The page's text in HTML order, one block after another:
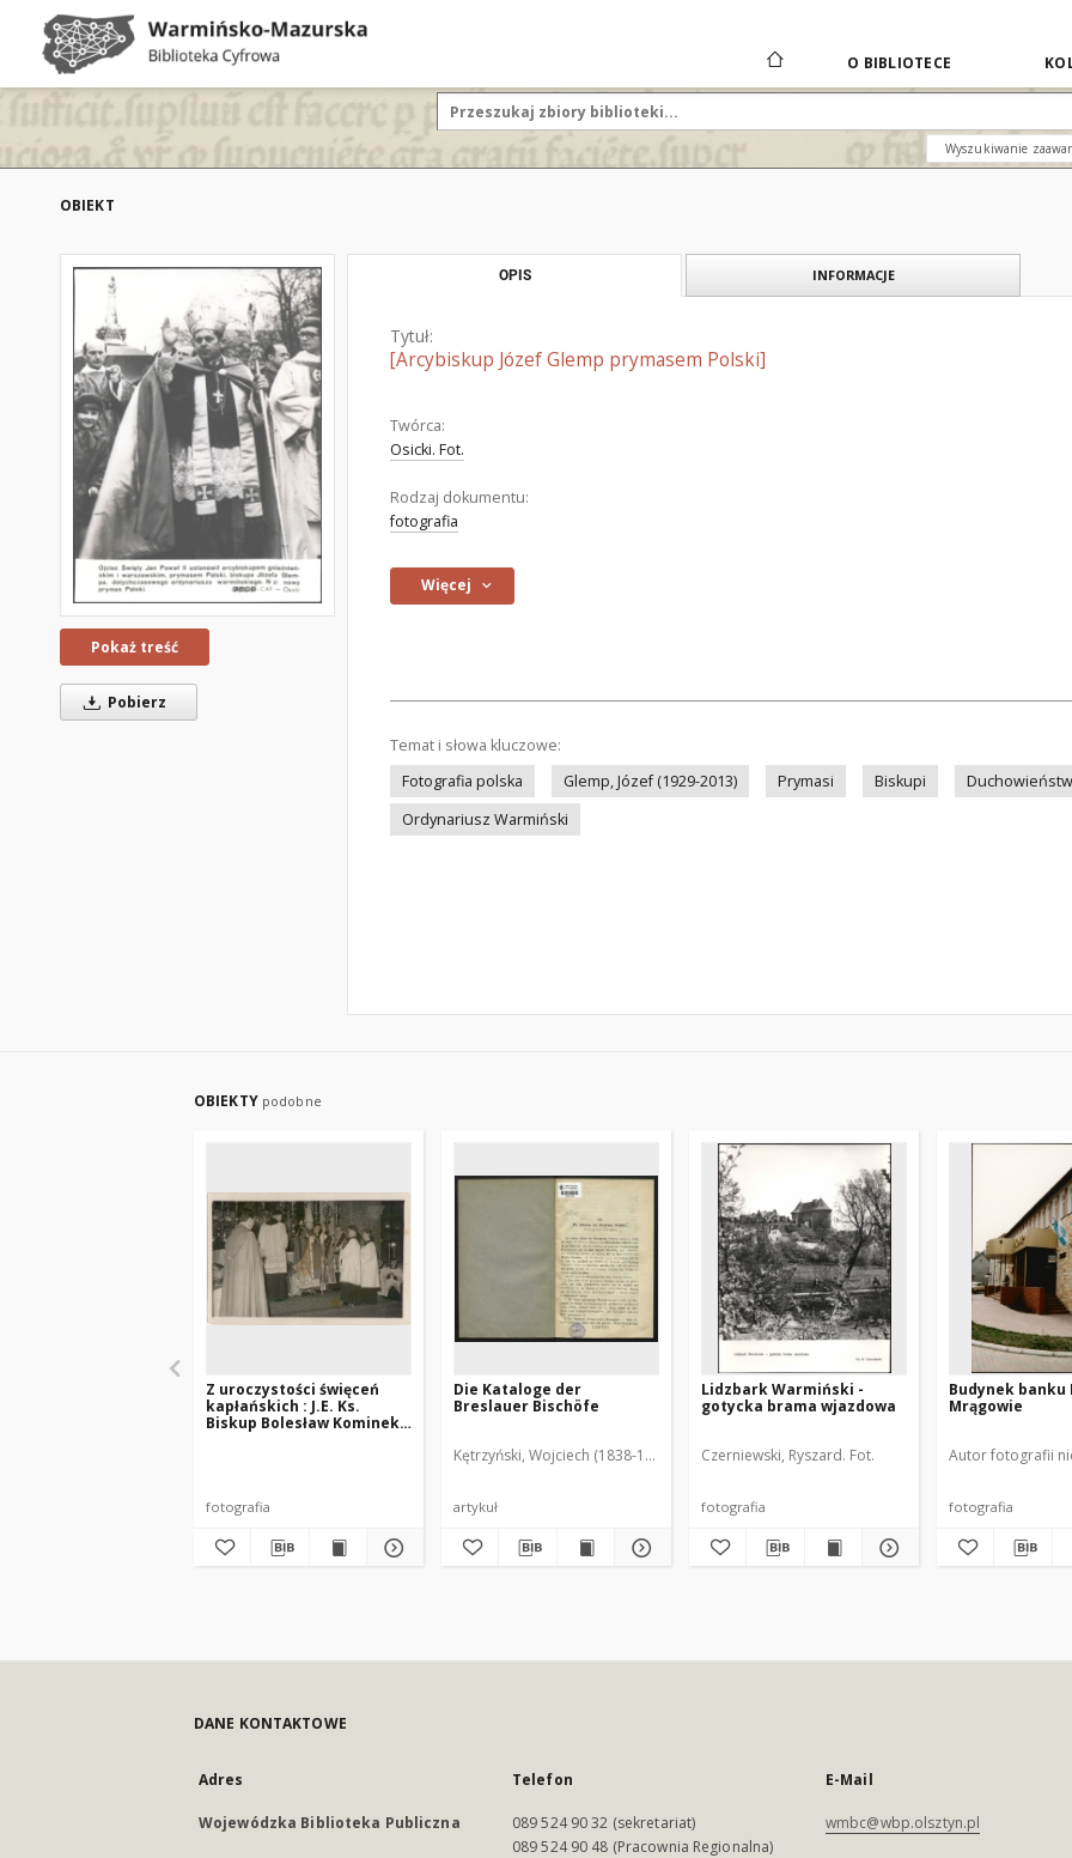
O BIBLIOTECE
Wyszukiwanie
OBIEKT
Pokaż treść
Pobierz
OPIS INFORMACJE
Tytuł:
[Arcybiskup Józef Glemp prymasem Polski]
Twórca:
Osicki. Fot.
Rodzaj dokumentu:
fotografia
Więcej
Temat i słowa kluczowe:
Fotografia polska
Glemp, Józef (1929-2013) Prymasi Biskupi
Ordynariusz Warmiński
OBIEKTY podobne
Z uroczystości święceń
kapłańskich : J.E. Ks.
Biskup Bolesław Kominek
fotografia
Die Kataloge der
Breslauer Bischöfe
Kętrzyński, Wojciech (1838-1918)
artykuł
Lidzbark Warmiński -
gotycka brama wjazdowa
Czerniewski, Ryszard. Fot.
fotografia
Budynek banku
Mrągowie
Autor fotografii
fotografia
DANE KONTAKTOWE
Adres
Wojewódzka Biblioteka Publiczna
Telefon
089 524 90 32 (sekretariat)
089 524 90 48 (Pracownia Regionalna)
E-Mail
wmbc@wbp.olsztyn.pl